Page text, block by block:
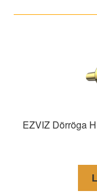
EZVIZ Dörröga